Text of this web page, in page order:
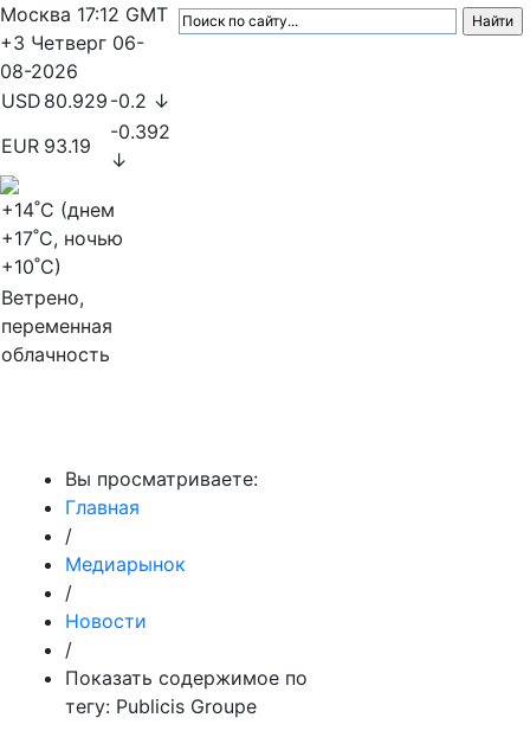
Москва 17:12 GMT
+3 Четверг 06-
08-2026
USD 80.929 -0.2 ↓
EUR 93.19
-0.392
↓
+14˚C (днем
+17˚C, ночью
+10˚C)
Ветрено,
переменная
облачность
Вы просматриваете:
Главная
/
Медиарынок
/
Новости
/
Показать содержимое по
тегу: Publicis Groupe